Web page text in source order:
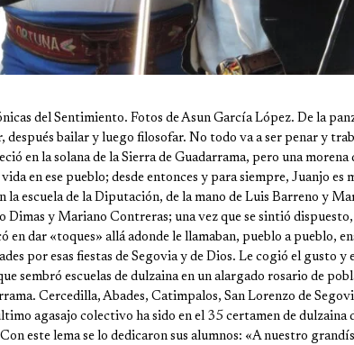
del Sentimiento. Fotos de Asun García López. De la
después bailar y luego filosofar. No todo va a ser penar y
en la solana de la Sierra de Guadarrama, pero una
en ese pueblo; desde entonces y para siempre, Juanjo es
escuela de la Diputación, de la mano de Luis Barreno y
y Mariano Contreras; una vez que se sintió
en dar «toques» allá adonde le llamaban, pueblo a pueblo,
por esas fiestas de Segovia y de Dios. Le cogió el gusto y
sembró escuelas de dulzaina en un alargado rosario de
Cercedilla, Abades, Catimpalos, San Lorenzo de
agasajo colectivo ha sido en el 35 certamen de dulzaina
este lema se lo dedicaron sus alumnos: «A nuestro